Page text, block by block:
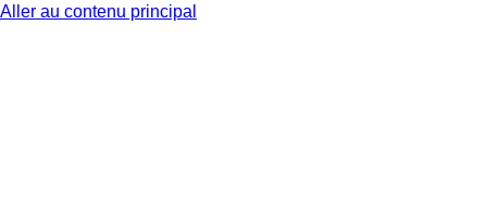
Aller au contenu principal